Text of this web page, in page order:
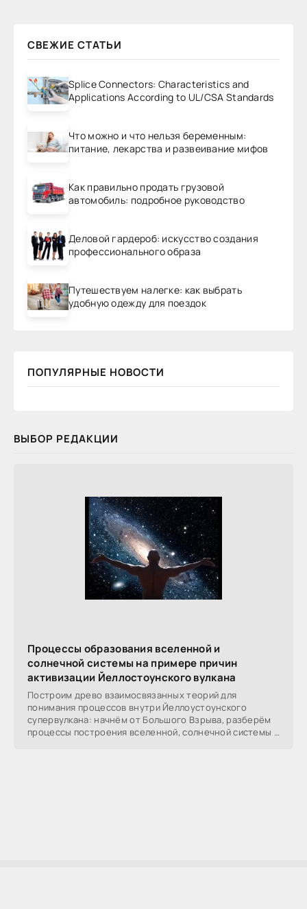
СВЕЖИЕ СТАТЬИ
Splice Connectors: Characteristics and
Applications According to UL/CSA Standards
Что можно и что нельзя беременным:
питание, лекарства и развеивание мифов
Как правильно продать грузовой
автомобиль: подробное руководство
Деловой гардероб: искусство создания
профессионального образа
Путешествуем налегке: как выбрать
удобную одежду для поездок
ПОПУЛЯРНЫЕ НОВОСТИ
ВЫБОР РЕДАКЦИИ
Процессы образования вселенной и
солнечной системы на примере причин
активизации Йеллостоунского вулкана
Построим древо взаимосвязанных теорий для
понимания процессов внутри Йеллоустоунского
супервулкана: начнём от Большого Взрыва, разберём
процессы построения вселенной, солнечной системы в